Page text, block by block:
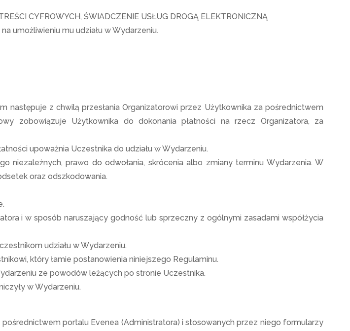
CYFROWYCH, ŚWIADCZENIE USŁUG DROGĄ ELEKTRONICZNĄ
umożliwieniu mu udziału w Wydarzeniu.
z chwilą przesłania Organizatorowi przez Użytkownika za pośrednictwem
zobowiązuje Użytkownika do dokonania płatności na rzecz Organizatora, za
upoważnia Uczestnika do udziału w Wydarzeniu.
niezależnych, prawo do odwołania, skrócenia albo zmiany terminu Wydarzenia. W
oraz odszkodowania.
i w sposób naruszający godność lub sprzeczny z ogólnymi zasadami współżycia
udziału w Wydarzeniu.
który łamie postanowienia niniejszego Regulaminu.
ze powodów leżących po stronie Uczestnika.
w Wydarzeniu.
portalu Evenea (Administratora) i stosowanych przez niego formularzy